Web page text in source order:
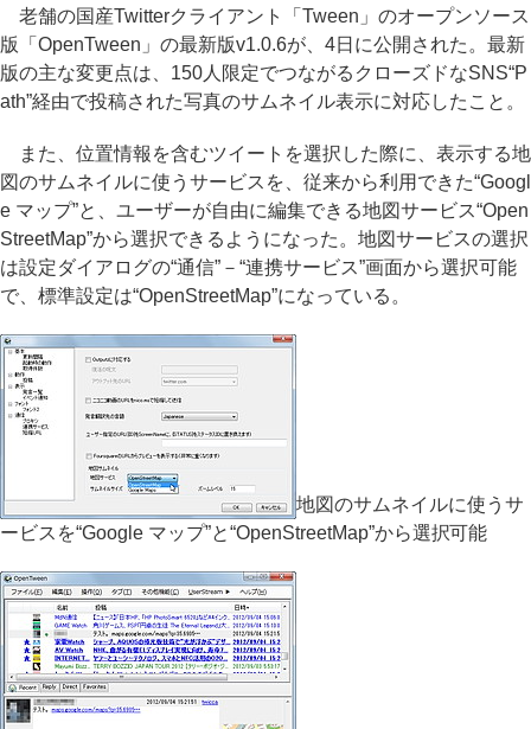
老舗の国産Twitterクライアント「Tween」のオープンソース
版「OpenTween」の最新版v1.0.6が、4日に公開された。最新
版の主な変更点は、150人限定でつながるクローズドなSNS“P
ath”経由で投稿された写真のサムネイル表示に対応したこと。
また、位置情報を含むツイートを選択した際に、表示する地
図のサムネイルに使うサービスを、従来から利用できた“Googl
e マップ”と、ユーザーが自由に編集できる地図サービス“Open
StreetMap”から選択できるようになった。地図サービスの選択
は設定ダイアログの“通信”－“連携サービス”画面から選択可能
で、標準設定は“OpenStreetMap”になっている。
地図のサムネイルに使うサ
ービスを“Google マップ”と“OpenStreetMap”から選択可能